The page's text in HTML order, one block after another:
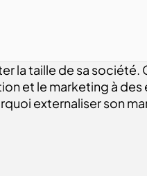
la taille de sa société.
et le marketing à
externaliser son